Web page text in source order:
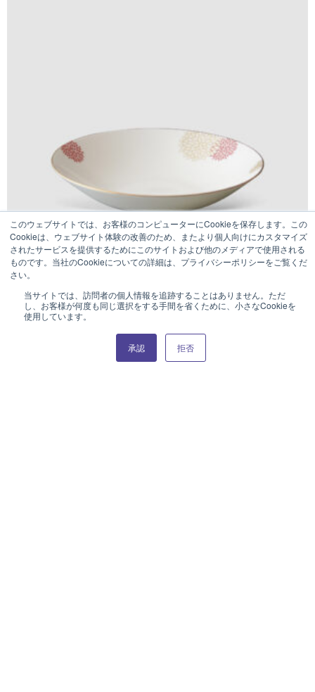
このウェブサイトでは、お客様のコンピューターにCookieを保存します。この
Cookieは、ウェブサイト体験の改善のため、またより個人向けにカスタマイズ
されたサービスを提供するためにこのサイトおよび他のメディアで使用される
ものです。当社のCookieについての詳細は、プライバシーポリシーをご覧くだ
さい。
当サイトでは、訪問者の個人情報を追跡することはありません。ただ
し、お客様が何度も同じ選択をする手間を省くために、小さなCookieを
使用しています。
承認 拒否
オンラインカタログはこちら
KIKKA
23cm ディーププレート